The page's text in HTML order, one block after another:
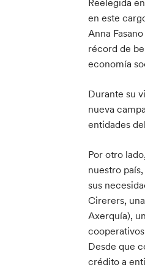
Reelegida
en este
Anna
récord de
economía
Durante su
nueva
entidades
Por otro
nuestro
sus
Cirerers,
Axerquía),
Desde que
crédito a